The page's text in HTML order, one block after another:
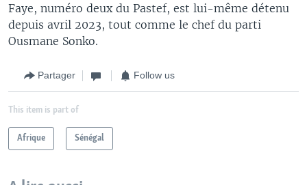
Faye, numéro deux du Pastef, est lui-même détenu
depuis avril 2023, tout comme le chef du parti
Ousmane Sonko.
Partager Follow us
This item is part of
Afrique Sénégal